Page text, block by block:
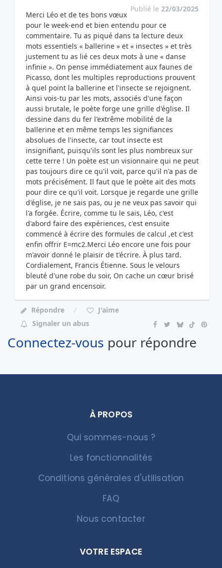
Publié le 22/03/2025
Merci Léo et de tes bons vœux
pour le week-end et bien entendu pour ce
commentaire. Tu as piqué dans ta lecture deux
mots essentiels « ballerine » et « insectes » et très
justement tu as lié ces deux mots à une « danse
infinie ». On pense immédiatement aux faunes de
Picasso, dont les multiples reproductions prouvent
à quel point la ballerine et l'insecte se rejoignent.
Ainsi vois-tu par les mots, associés d'une façon
aussi brutale, le poète forge une grille d'église. Il
dessine dans du fer l'extrême mobilité de la
ballerine et en même temps les signifiances
absolues de l'insecte, car tout insecte est
insignifiant, puisqu'ils sont les plus nombreux sur
cette terre ! Un poète est un visionnaire qui ne peut
pas toujours dire ce qu'il voit, parce qu'il n'a pas de
mots précisément. Il faut que le poète ait des mots
pour dire ce qu'il voit. Lorsque je regarde une grille
d'église, je ne sais pas, ou je ne veux pas savoir qui
l'a forgée. Écrire, comme tu le sais, Léo, c'est
d'abord faire des expériences, c'est ensuite
commencé à écrire des formules de calcul ,et c'est
enfin offrir E=mc2.Merci Léo encore une fois pour
m'avoir donné le plaisir de t'écrire. À plus tard.
Cordialement, Francis Étienne. Sous le velours
bleuté d'une robe du soir, On cache un cœur brisé
par un grand encensoir.
Répondre
J'aime
Signaler un abus
Connectez-vous pour répondre
À PROPOS
Qui sommes-nous ?
Les fonctionnalités
Conditions générales d'utilisation
FAQ
Nous contacter
VOTRE ESPACE